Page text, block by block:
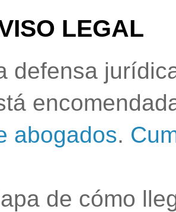
LEGAL
defensa
abogados.
de cómo